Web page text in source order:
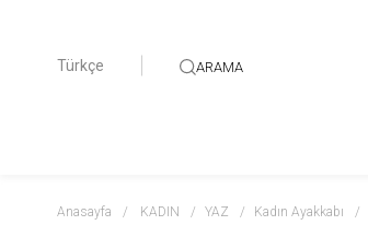
Türkçe ARAMA
Anasayfa KADIN YAZ Kadın Ayakkabı